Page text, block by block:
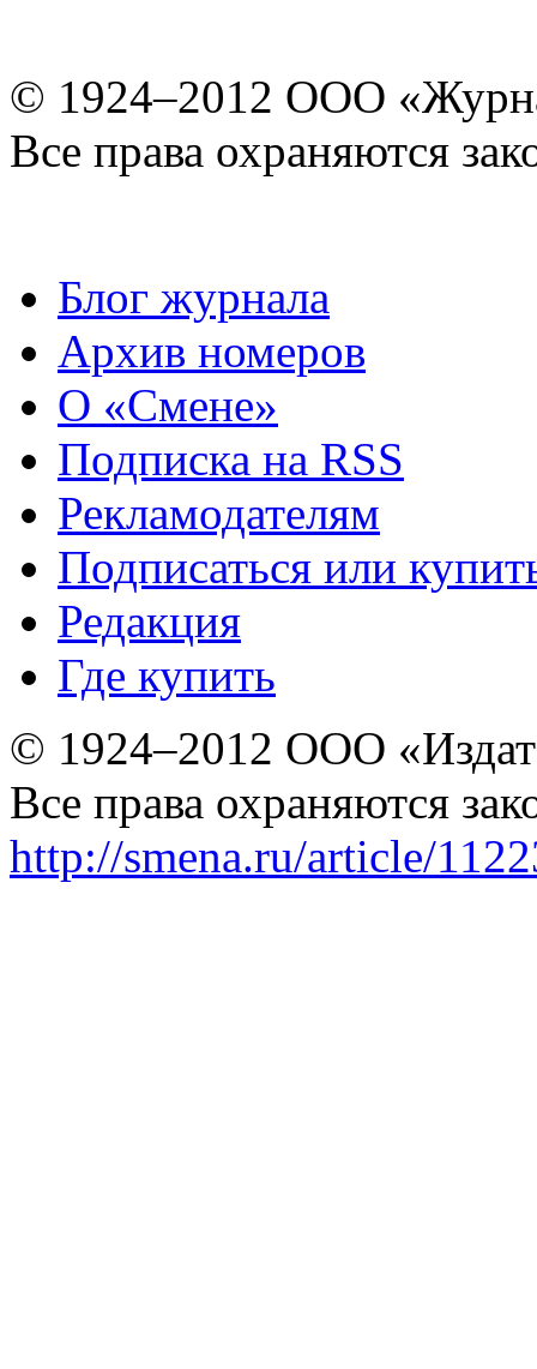
© 1924–2012 ООО
Все права охраняются
Блог журнала
Архив номеров
О «Смене»
Подписка на RSS
Рекламодателям
Подписаться или
Редакция
Где купить
© 1924–2012 ООО
Все права охраняются
http://smena.ru/article/